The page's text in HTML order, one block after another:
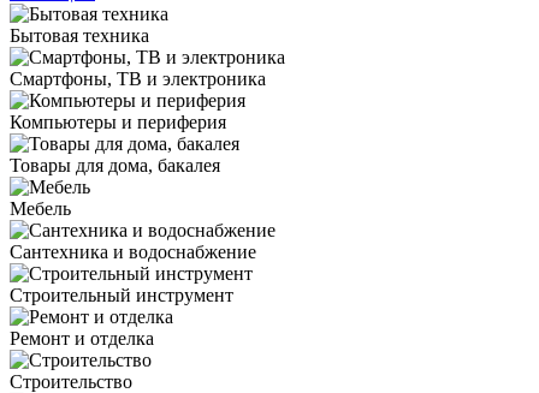
Бытовая техника
Смартфоны, ТВ и электроника
Компьютеры и периферия
Товары для дома, бакалея
Мебель
Сантехника и водоснабжение
Строительный инструмент
Ремонт и отделка
Строительство